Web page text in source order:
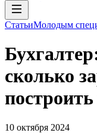
СтатьиМолодым
сколько
10 октября 2024